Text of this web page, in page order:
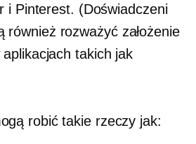
i Pinterest. (Doświadczeni
również rozważyć założenie
takich jak
robić takie rzeczy jak: